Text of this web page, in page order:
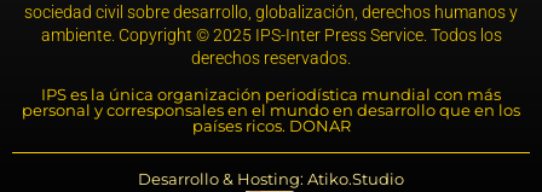
sociedad civil sobre desarrollo, globalización, derechos humanos y
ambiente. Copyright © 2025 IPS-Inter Press Service. Todos los
derechos reservados.
IPS es la única organización periodística mundial con más
personal y corresponsales en el mundo en desarrollo que en los
países ricos. DONAR
Desarrollo & Hosting: Atiko.Studio